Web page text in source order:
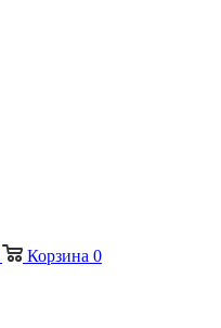
Корзина 0